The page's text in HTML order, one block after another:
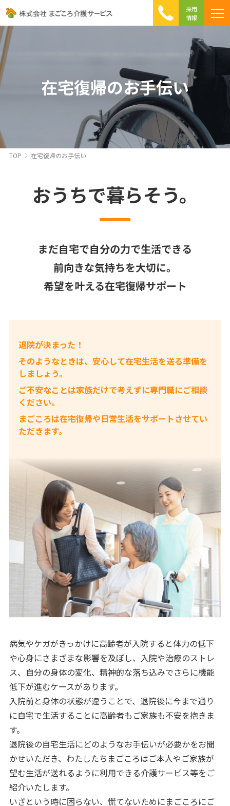
採用
情報
ころ介護の特徴
への取り組み
相談 Q&A
て介護を利用する方へ
在宅復帰のお手伝い
TOP 在宅復帰のお手伝い
おうちで暮らそう。
まだ自宅で自分の力で生活できる
前向きな気持ちを大切に。
希望を叶える在宅復帰サポート
退院が決まった！
そのようなときは、安心して在宅生活を送る準備を
しましょう。
ご不安なことは家族だけで考えずに専門職にご相談
ください。
まごころは在宅復帰や日常生活をサポートさせてい
ただきます。
病気やケガがきっかけに高齢者が入院すると体力の低下
や心身にさまざまな影響を及ぼし、入院や治療のストレ
ス、自分の身体の変化、精神的な落ち込みでさらに機能
低下が進むケースがあります。
入院前と身体の状態が違うことで、退院後に今まで通り
に自宅で生活することに高齢者もご家族も不安を抱きま
す。
退院後の自宅生活にどのようなお手伝いが必要かをお聞
かせいただき、わたしたちまごころはご本人やご家族が
望む生活が送れるように利用できる介護サービス等をご
紹介いたします。
いざという時に困らない、慌てないためにまごころにご